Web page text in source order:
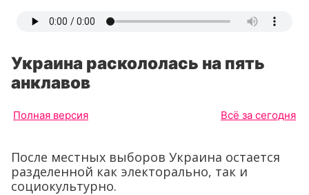
Украина раскололась на пять
анклавов
Полная версия Всё за сегодня
После местных выборов Украина остается
разделенной как электорально, так и
социокультурно.